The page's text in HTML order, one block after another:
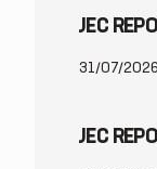
JEC
31/07/2026
JEC